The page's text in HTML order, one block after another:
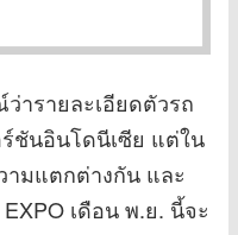
ารายละเอียดตัวรถ
ชันอินโดนีเซีย แต่ใน
ามแตกต่างกัน และ
เดือน พ.ย. นี้จะ